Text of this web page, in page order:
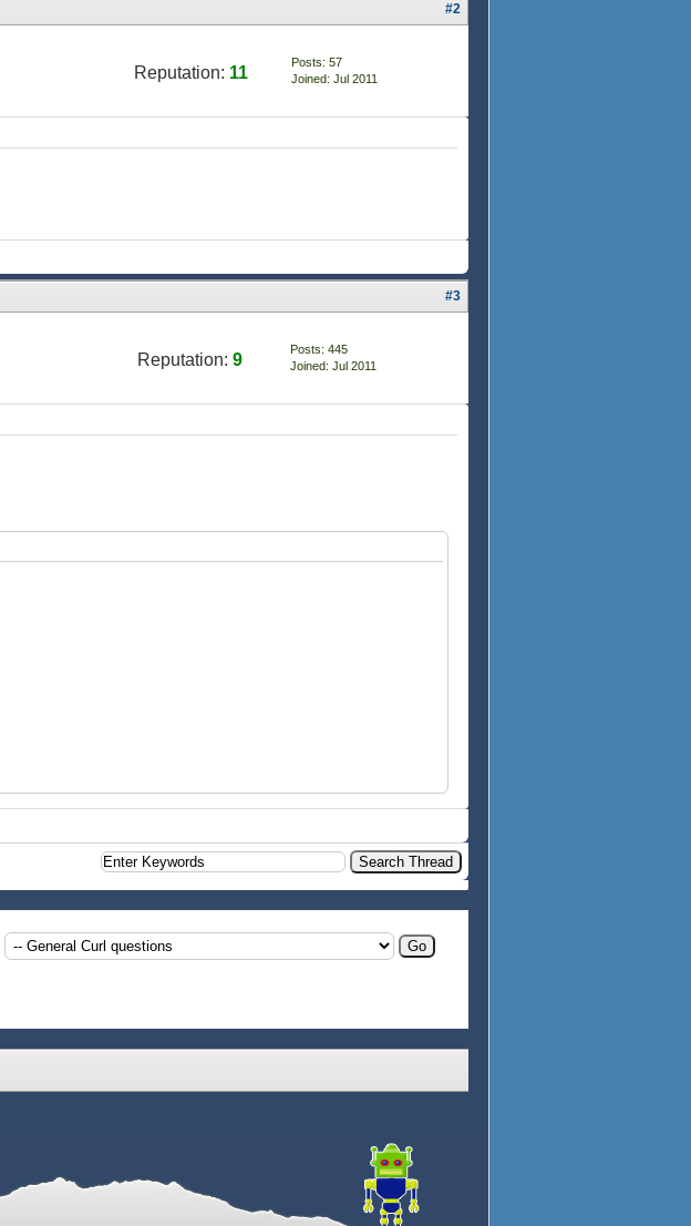
#2
Reputation: 11
Posts: 57
Joined: Jul 2011
#3
Reputation: 9
Posts: 445
Joined: Jul 2011